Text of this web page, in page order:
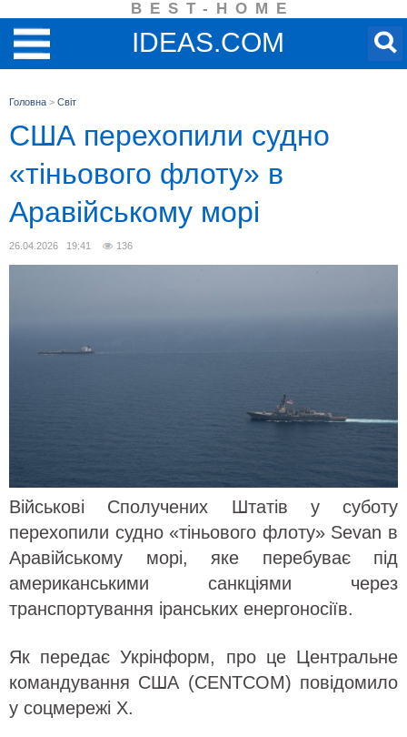
BEST-HOME
IDEAS.COM
Головна > Світ
США перехопили судно
«тіньового флоту» в
Аравійському морі
26.04.2026 19:41 136
Військові Сполучених Штатів у суботу
перехопили судно «тіньового флоту» Sevan в
Аравійському морі, яке перебуває під
американськими санкціями через
транспортування іранських енергоносіїв.
Як передає Укрінформ, про це Центральне
командування США (CENTCOM) повідомило
у соцмережі Х.